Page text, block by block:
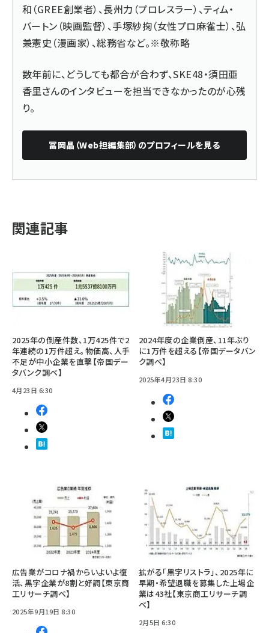
和（GREE創業者）、長州力（プロレスラー）、ティム・
バートン（映画監督）、手塚紗掬（女性プロ麻雀士）、弘
兼憲史（漫画家）、総務省など。※敬称略
数年前に、どうしても都合が合わず、SKE48・須田亜
香里さんのインタビューを担当できなかったのが心残
り。
冨岡晶（Web担編集部） のプロフィールを見る
関連記事
2025年の倒産件数、1万425件で2
年連続の1万件超え。物価高、人手
不足が中小企業を直撃【帝国デー
タバンク調べ】
4月23日 6:30
2024年度の企業倒産、11年ぶり
に1万件を超える【帝国データバン
ク調べ】
2025年4月23日 8:30
広告業がコロナ禍からいよいよ復
活、黒字企業が8割と好調【東京商
工リサーチ調べ】
2025年9月19日 8:30
拡がる「黒字リストラ」、2025年に
早期・希望退職を募集した上場企
業は43社【東京商工リサーチ調
べ】
2月5日 6:30